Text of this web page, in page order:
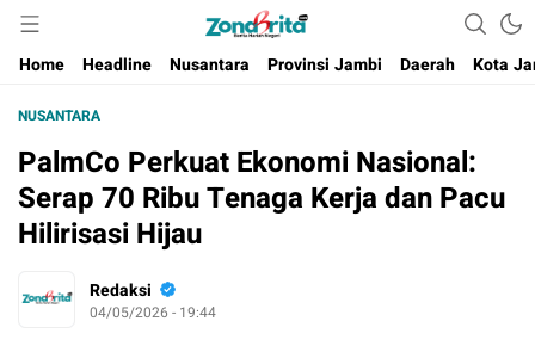
Berita Harian Negeri
Home
Headline Nusantara Provinsi Jambi Daerah Kota
NUSANTARA
PalmCo Perkuat Ekonomi Nasional:
Serap 70 Ribu Tenaga Kerja dan Pacu
Hilirisasi Hijau
Redaksi
04/05/2026 - 19:44